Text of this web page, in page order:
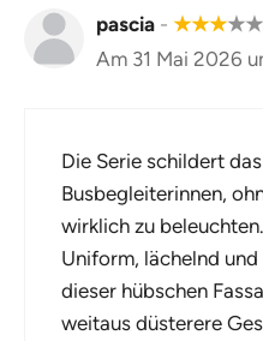
pascia - ★★★★★
Am 31 Mai 2026
Die Serie schildert
Busbegleiterinnen,
wirklich zu
Uniform, lächelnd
dieser hübschen
weitaus düsterere